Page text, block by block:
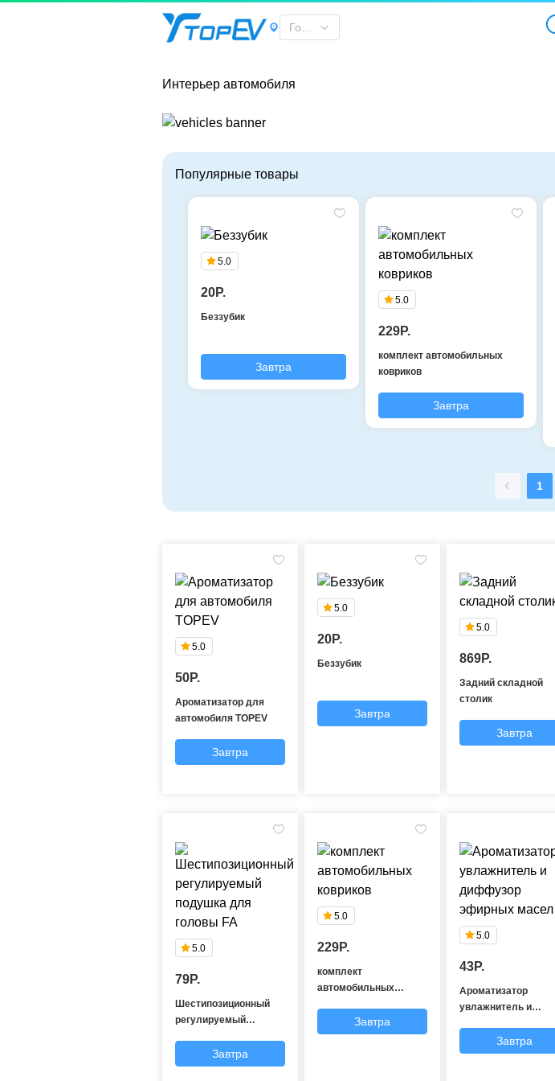
Город
Интерьер автомобиля
Популярные товары
5.0
20P.
Беззубик
Завтра
5.0
229P.
комплект автомобильных
ковриков
Завтра
1
5.0
50P.
Ароматизатор для
автомобиля TOPEV
Завтра
5.0
20P.
Беззубик
Завтра
5.0
869P.
Задний складной
столик
Завтра
5.0
79P.
Шестипозиционный
регулируемый
Завтра
5.0
229P.
комплект
автомобильных
Завтра
5.0
43P.
Ароматизатор
увлажнитель и
Завтра